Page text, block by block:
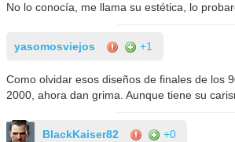
No lo conocía, me llama su estética, lo
yasomosviejos +1
Como olvidar esos diseños de finales de los
2000, ahora dan grima. Aunque tiene su
BlackKaiser82 +0